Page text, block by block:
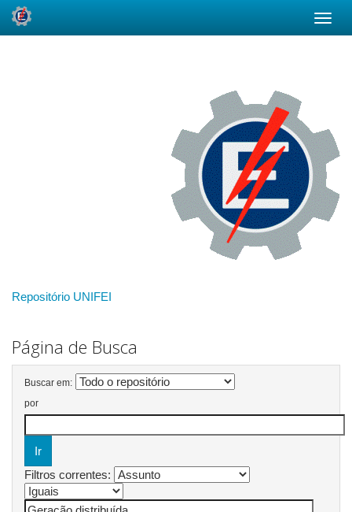
Repositório UNIFEI
Página de Busca
Buscar em:
por
Filtros correntes: